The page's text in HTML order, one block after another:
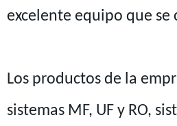
excelente equipo que
Los productos de la
sistemas MF, UF y RO,